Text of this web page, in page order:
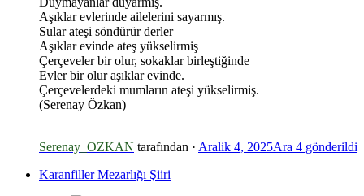
Aşıklar evlerinde ailelerini sayarmış.
Sular ateşi söndürür derler
Aşıklar evinde ateş yükselirmiş
Çerçeveler bir olur, sokaklar birleştiğinde
Evler bir olur aşıklar evinde.
Çerçevelerdeki mumların ateşi yükselirmiş.
(Serenay Özkan)
Serenay_OZKAN tarafından · Aralik 4, 2025Ara 4 gönderildi
Karanfiller Mezarlığı Şiiri